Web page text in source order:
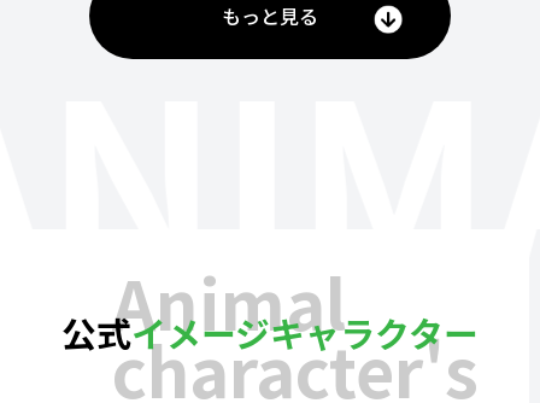
もっと見る
公式イメージキャラクター
Animal
character's